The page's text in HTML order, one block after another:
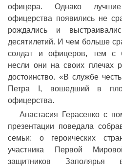
офицера. Однако
офицерства появились не
рождались и
десятилетий. И чем больше
солдат и офицеров, тем с
несли они на своих плечах
достоинство. «В службе
Петра I, вошедший в
офицерства.
Анастасия Герасенко с
презентации поведала
семьи: о героических
участника Первой
защитников